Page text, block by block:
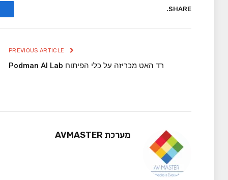
SHARE.
רד האט מכריזה על כלי הפיתוח Podman AI Lab
מערכת AVMASTER